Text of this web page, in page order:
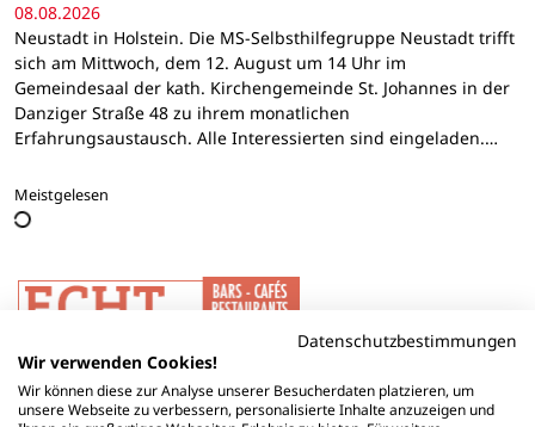
08.08.2026
Neustadt in Holstein. Die MS-Selbsthilfegruppe Neustadt trifft
sich am Mittwoch, dem 12. August um 14 Uhr im
Gemeindesaal der kath. Kirchengemeinde St. Johannes in der
Danziger Straße 48 zu ihrem monatlichen
Erfahrungsaustausch. Alle Interessierten sind eingeladen.…
Meistgelesen
Datenschutzbestimmungen
Wir verwenden Cookies!
Wir können diese zur Analyse unserer Besucherdaten platzieren, um
unsere Webseite zu verbessern, personalisierte Inhalte anzuzeigen und